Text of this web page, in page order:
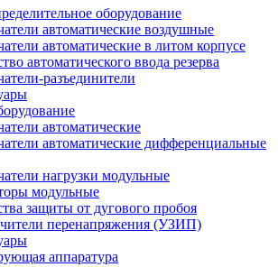
оборудование
автоматические воздушные
автоматические в литом корпусе
автоматического ввода резерва
разъединители
автоматические
автоматические дифференциальные
нагрузки модульные
модульные
защиты от дугового пробоя
перенапряжения (УЗИП)
аппаратура